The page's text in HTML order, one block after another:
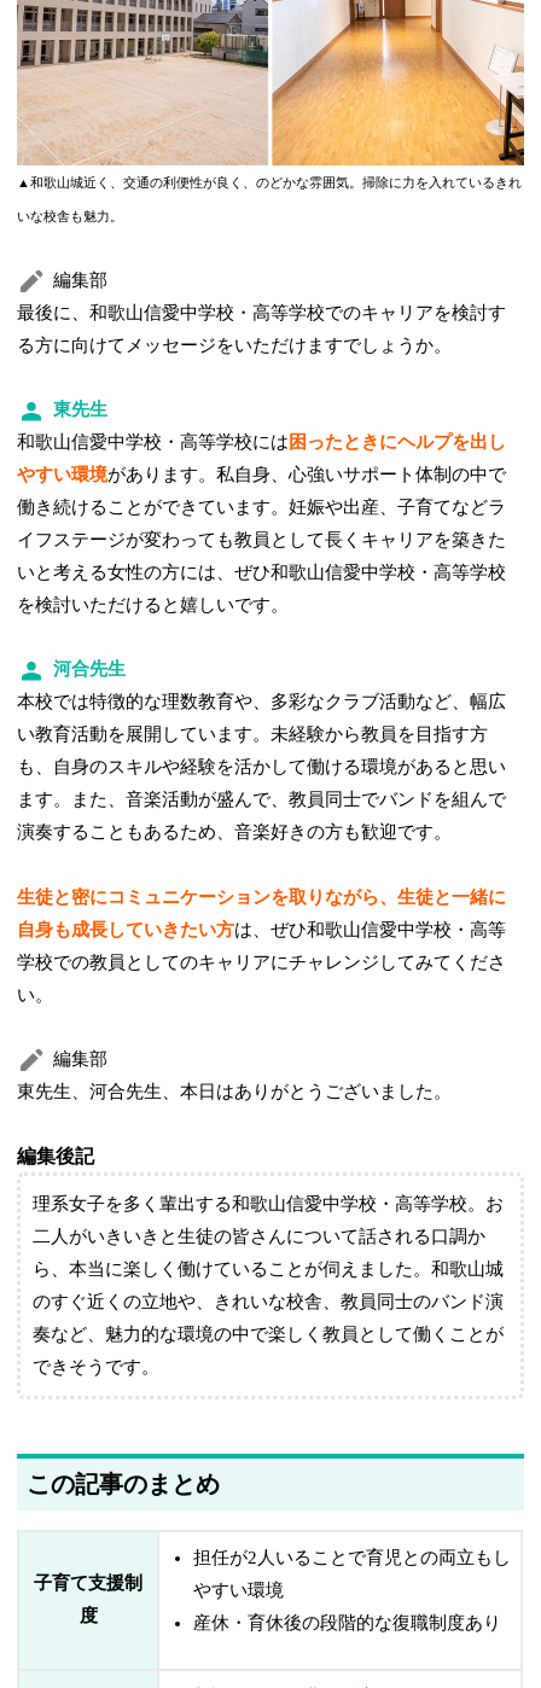
▲和歌山城近く、交通の利便性が良く、のどかな雰囲気。掃除に力を入れているきれ
いな校舎も魅力。
編集部
最後に、和歌山信愛中学校・高等学校でのキャリアを検討す
る方に向けてメッセージをいただけますでしょうか。
東先生
和歌山信愛中学校・高等学校には 困ったときにヘルプを出し
やすい環境があります。私自身、心強いサポート体制の中で
働き続けることができています。妊娠や出産、子育てなどラ
イフステージが変わっても教員として長くキャリアを築きた
いと考える女性の方には、ぜひ和歌山信愛中学校・高等学校
を検討いただけると嬉しいです。
河合先生
本校では特徴的な理数教育や、多彩なクラブ活動など、幅広
い教育活動を展開しています。未経験から教員を目指す方
も、自身のスキルや経験を活かして働ける環境があると思い
ます。また、音楽活動が盛んで、教員同士でバンドを組んで
演奏することもあるため、音楽好きの方も歓迎です。
生徒と密にコミュニケーションを取りながら、生徒と一緒に
自身も成長していきたい方は、ぜひ和歌山信愛中学校・高等
学校での教員としてのキャリアにチャレンジしてみてくださ
い。
編集部
東先生、河合先生、本日はありがとうございました。
編集後記
理系女子を多く輩出する和歌山信愛中学校・高等学校。お
二人がいきいきと生徒の皆さんについて話される口調か
ら、本当に楽しく働けていることが伺えました。和歌山城
のすぐ近くの立地や、きれいな校舎、教員同士のバンド演
奏など、魅力的な環境の中で楽しく教員として働くことが
できそうです。
この記事のまとめ
子育て支援制
度
担任が2人いることで育児との両立もし
やすい環境
産休・育休後の段階的な復職制度あり